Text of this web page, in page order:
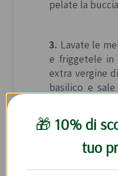
pelate la
3. Lavate le
e friggetele in
extra vergine
basilico e
con un
pomodori
precedenza.
🎁 10% di
tuo